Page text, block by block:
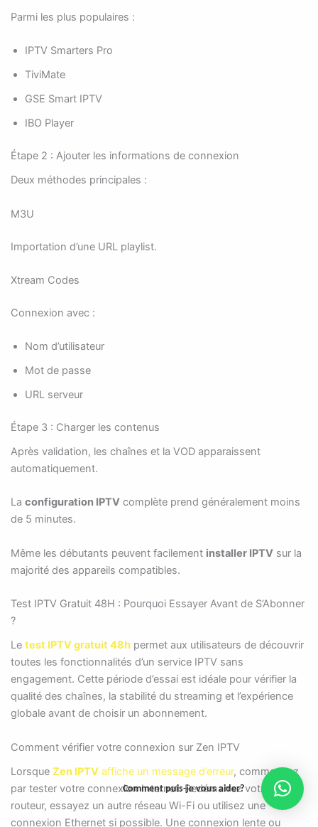
Parmi les plus populaires :
IPTV Smarters Pro
TiviMate
GSE Smart IPTV
IBO Player
Étape 2 : Ajouter les informations de connexion
Deux méthodes principales :
M3U
Importation d’une URL playlist.
Xtream Codes
Connexion avec :
Nom d’utilisateur
Mot de passe
URL serveur
Étape 3 : Charger les contenus
Après validation, les chaînes et la VOD apparaissent
automatiquement.
La configuration IPTVcomplète prend généralement moins
de 5 minutes.
Même les débutants peuvent facilement installer IPTVsur la
majorité des appareils compatibles.
Test IPTV Gratuit 48H : Pourquoi Essayer Avant de S’Abonner
?
Le test IPTV gratuit 48h permet aux utilisateurs de découvrir
toutes les fonctionnalités d’un service IPTV sans
engagement. Cette période d’essai est idéale pour vérifier la
qualité des chaînes, la stabilité du streaming et l’expérience
globale avant de choisir un abonnement.
Comment vérifier votre connexion sur Zen IPTV
Lorsque Zen IPTVaffiche un message d’erreur, commencez
par tester votre connexion Internet. Redémarrez votre
routeur, essayez un autre réseau Wi-Fi ou utilisez une
connexion Ethernet si possible. Une connexion lente ou
Comment puis-je vous aider?